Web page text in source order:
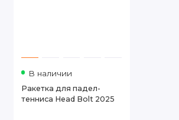
В наличии
Ракетка для падел-
тенниса Head Bolt 2025